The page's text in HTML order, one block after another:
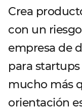
Crea
con un
empresa de
para
mucho más
orientación